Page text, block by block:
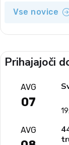
Vse novice
Prihajajoči
AVG
07
AVG